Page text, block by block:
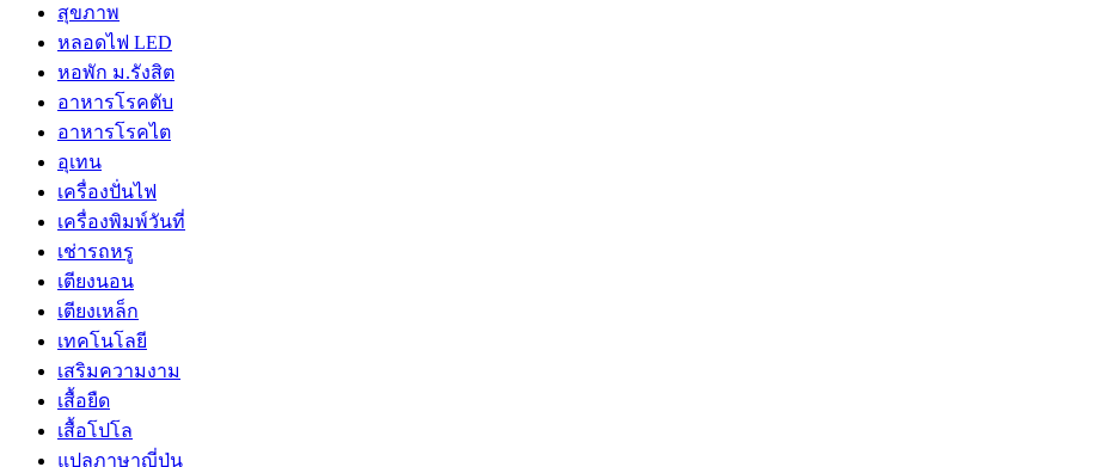
สุขภาพ
หลอดไฟ LED
หอพัก ม.รังสิต
อาหารโรคตับ
อาหารโรคไต
อุเทน
เครื่องปั่นไฟ
เครื่องพิมพ์วันที่
เช่ารถหรู
เตียงนอน
เตียงเหล็ก
เทคโนโลยี
เสริมความงาม
เสื้อยืด
เสื้อโปโล
แปลภาษาญี่ปุ่น